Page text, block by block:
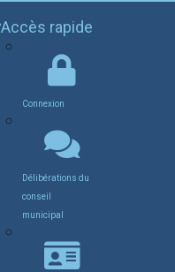
Accès rapide
Connexion
Délibérations du
conseil
municipal